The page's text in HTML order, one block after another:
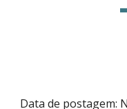
Data de postagem: